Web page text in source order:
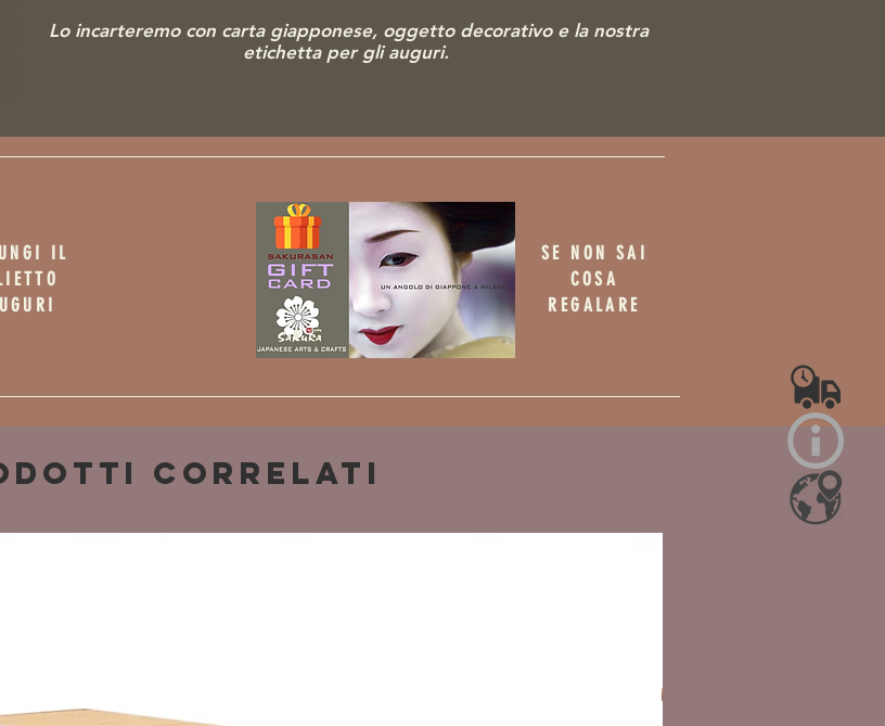
Lo incarteremo con carta giapponese, oggetto decorativo e la nostra
etichetta per gli auguri.
IL
SE NON SAI
COSA
REGALARE
correlati